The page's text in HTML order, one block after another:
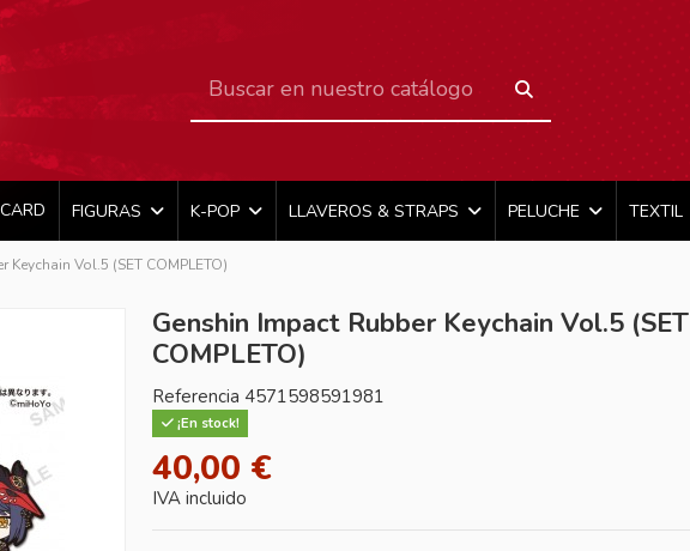
CARD FIGURAS K-POP LLAVEROS & STRAPS PELUCHE TEXTIL
Vol.5 (SET COMPLETO)
Genshin Impact Rubber Keychain Vol.5 (SET
COMPLETO)
Referencia 4571598591981
¡En stock!
40,00 €
IVA incluido